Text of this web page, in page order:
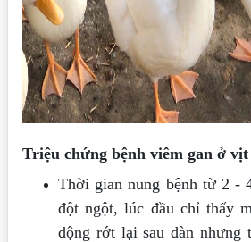
Triệu chứng bệnh viêm gan ở vịt
Thời gian nung bệnh từ 2 -
đột ngột, lúc đầu chỉ thấy
động rớt lại sau đàn nhưng